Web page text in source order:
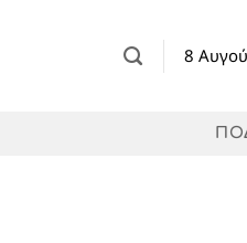
8